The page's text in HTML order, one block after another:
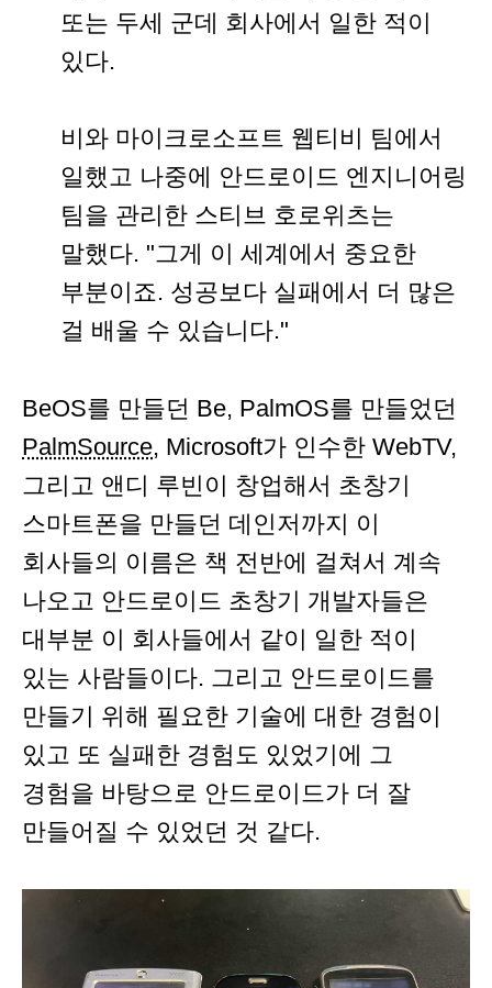
또는 두세 군데 회사에서 일한 적이
있다.
비와 마이크로소프트 웹티비 팀에서
일했고 나중에 안드로이드 엔지니어링
팀을 관리한 스티브 호로위츠는
말했다. "그게 이 세계에서 중요한
부분이죠. 성공보다 실패에서 더 많은
걸 배울 수 있습니다."
BeOS를 만들던 Be, PalmOS를 만들었던
PalmSource, Microsoft가 인수한 WebTV,
그리고 앤디 루빈이 창업해서 초창기
스마트폰을 만들던 데인저까지 이
회사들의 이름은 책 전반에 걸쳐서 계속
나오고 안드로이드 초창기 개발자들은
대부분 이 회사들에서 같이 일한 적이
있는 사람들이다. 그리고 안드로이드를
만들기 위해 필요한 기술에 대한 경험이
있고 또 실패한 경험도 있었기에 그
경험을 바탕으로 안드로이드가 더 잘
만들어질 수 있었던 것 같다.